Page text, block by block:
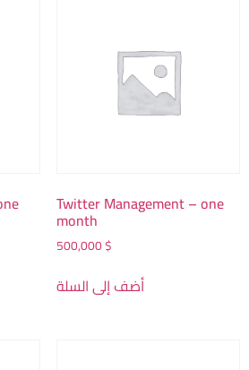
Twitter Management – one
month
500,000$
أضف إلى السلة